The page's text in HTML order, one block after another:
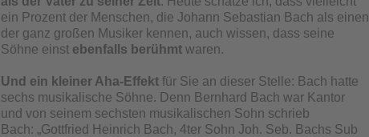
ein Prozent der Menschen, die Johann Sebastian Bach als einen
der ganz großen Musiker kennen, auch wissen, dass seine
Söhne einst ebenfalls berühmt waren.
Und ein kleiner Aha-Effekt für Sie an dieser Stelle: Bach hatte
sechs musikalische Söhne. Denn Bernhard Bach war Kantor
und von seinem sechsten musikalischen Sohn schrieb
Bach: „Gottfried Heinrich Bach, 4ter Sohn Joh. Seb. Bachs Sub